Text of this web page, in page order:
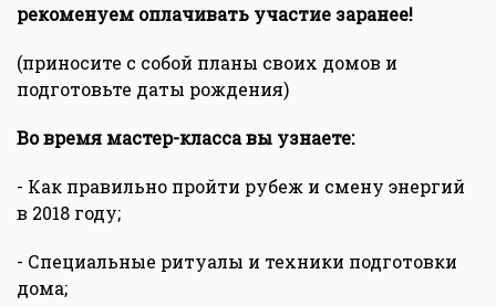
рекоменуем оплачивать участие заранее!
(приносите с собой планы своих домов и
подготовьте даты рождения)
Во время мастер-класса вы узнаете:
- Как правильно пройти рубеж и смену энергий
в 2018 году;
- Специальные ритуалы и техники подготовки
дома;